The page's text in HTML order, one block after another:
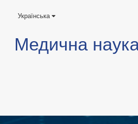
Українська
Медична